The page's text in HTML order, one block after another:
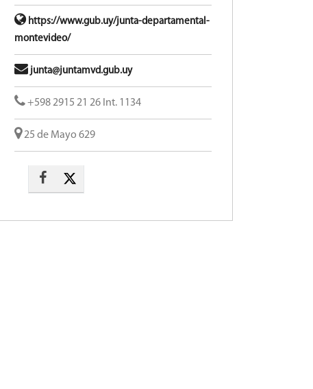
https://www.gub.uy/junta-departamental-
montevideo/
junta@juntamvd.gub.uy
+598 2915 21 26 Int. 1134
25 de Mayo 629